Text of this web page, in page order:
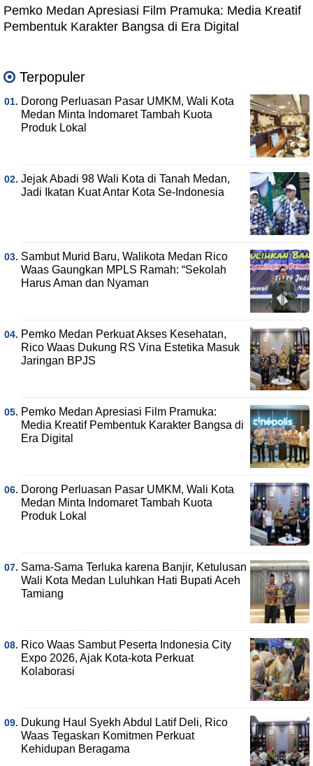
Pemko Medan Apresiasi Film Pramuka: Media Kreatif
Pembentuk Karakter Bangsa di Era Digital
Terpopuler
Dorong Perluasan Pasar UMKM, Wali Kota
Medan Minta Indomaret Tambah Kuota
Produk Lokal
Jejak Abadi 98 Wali Kota di Tanah Medan,
Jadi Ikatan Kuat Antar Kota Se-Indonesia
Sambut Murid Baru, Walikota Medan Rico
Waas Gaungkan MPLS Ramah: “Sekolah
Harus Aman dan Nyaman
Pemko Medan Perkuat Akses Kesehatan,
Rico Waas Dukung RS Vina Estetika Masuk
Jaringan BPJS
Pemko Medan Apresiasi Film Pramuka:
Media Kreatif Pembentuk Karakter Bangsa di
Era Digital
Dorong Perluasan Pasar UMKM, Wali Kota
Medan Minta Indomaret Tambah Kuota
Produk Lokal
Sama-Sama Terluka karena Banjir, Ketulusan
Wali Kota Medan Luluhkan Hati Bupati Aceh
Tamiang
Rico Waas Sambut Peserta Indonesia City
Expo 2026, Ajak Kota-kota Perkuat
Kolaborasi
Dukung Haul Syekh Abdul Latif Deli, Rico
Waas Tegaskan Komitmen Perkuat
Kehidupan Beragama